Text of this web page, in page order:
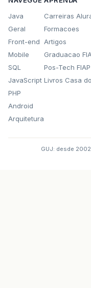
Java
Geral
Front-end
Mobile
SQL
JavaScript
PHP
Android
Arquitetura
Carreiras
Formacoes
Artigos
Graduacao
Pos-Tech FIAP
Livros Casa
GUJ: desde 2002.